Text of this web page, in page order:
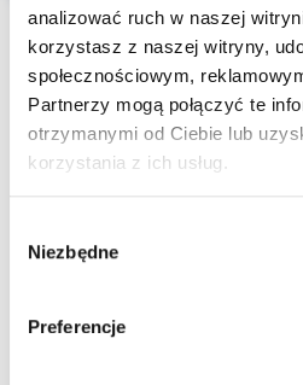
analizować ruch w naszej
korzystasz z naszej witryny,
społecznościowym,
Partnerzy mogą połączyć te
otrzymanymi od Ciebie lub
korzystania z ich usług.
zgody
Niezbędne
Preferencje